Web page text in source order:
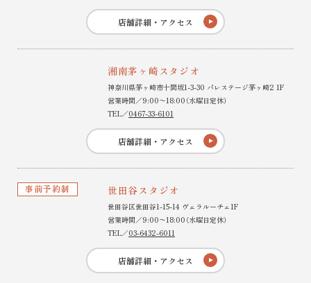
店舗詳細・アクセス
湘南茅ヶ崎スタジオ
神奈川県茅ヶ崎市十間坂1-3-30 パレステージ茅ヶ崎2 1F
営業時間／9:00〜18:00（水曜日定休）
TEL／0467-33-6101
店舗詳細・アクセス
事前予約制 世田谷スタジオ
世田谷区世田谷1-15-14 ヴェラルーチェ1F
営業時間／9:00〜18:00（水曜日定休）
TEL／03-6432-6011
店舗詳細・アクセス